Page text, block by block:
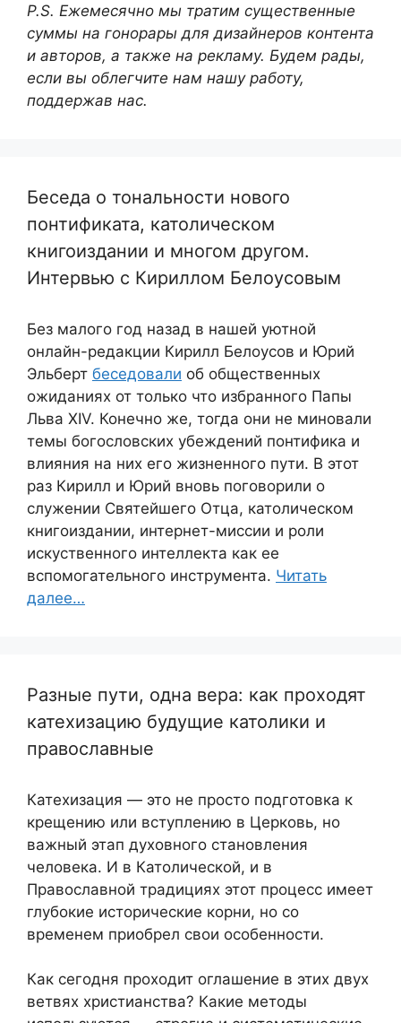
P.S. Ежемесячно мы тратим существенные
суммы на гонорары для дизайнеров контента
и авторов, а также на рекламу. Будем рады,
если вы облегчите нам нашу работу,
поддержав нас.
Беседа о тональности нового
понтификата, католическом
книгоиздании и многом другом.
Интервью с Кириллом Белоусовым
Без малого год назад в нашей уютной
онлайн-редакции Кирилл Белоусов и Юрий
Эльберт беседовали об общественных
ожиданиях от только что избранного Папы
Льва XIV. Конечно же, тогда они не миновали
темы богословских убеждений понтифика и
влияния на них его жизненного пути. В этот
раз Кирилл и Юрий вновь поговорили о
служении Святейшего Отца, католическом
книгоиздании, интернет-миссии и роли
искуственного интеллекта как ее
вспомогательного инструмента. Читать
далее…
Разные пути, одна вера: как проходят
катехизацию будущие католики и
православные
Катехизация — это не просто подготовка к
крещению или вступлению в Церковь, но
важный этап духовного становления
человека. И в Католической, и в
Православной традициях этот процесс имеет
глубокие исторические корни, но со
временем приобрел свои особенности.
Как сегодня проходит оглашение в этих двух
ветвях христианства? Какие методы